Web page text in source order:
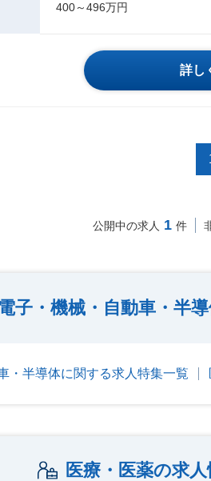
400～496万円
詳し
公開中の求人 1 件
子・機械・自動車・半
・半導体に関する求人特集一覧
医療・医薬の求